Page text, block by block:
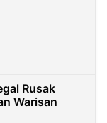
Rusak
Warisan